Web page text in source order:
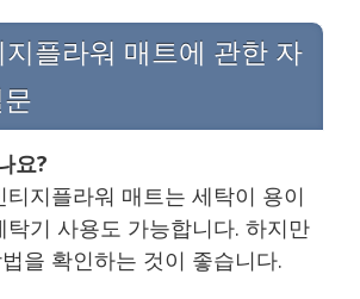
지플라워 매트에 관한 자
요?
티지플라워 매트는 세탁이 용이
기 사용도 가능합니다. 하지만
을 확인하는 것이 좋습니다.